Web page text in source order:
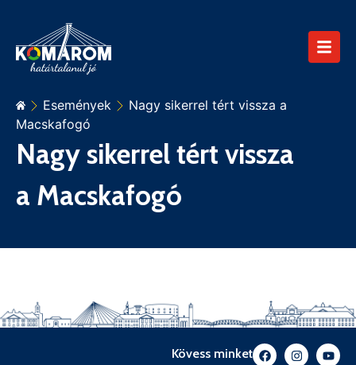
Események
Nagy sikerrel tért vissza a
Macskafogó
Nagy sikerrel tért vissza
a Macskafogó
Kövess minket